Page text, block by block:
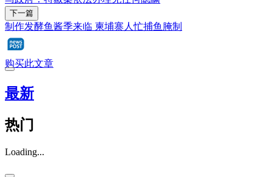
下一篇
制作发酵鱼酱季来临 柬埔寨人忙捕鱼腌制
购买此文章
最新
热门
Loading...